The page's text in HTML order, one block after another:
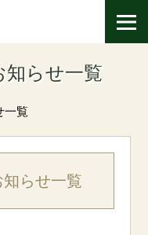
知らせ一覧
一覧
らせ一覧